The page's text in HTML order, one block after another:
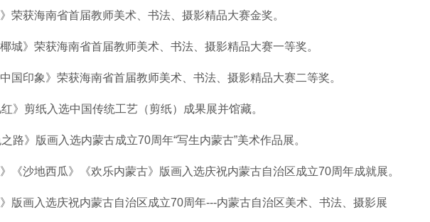
荣获海南省首届教师美术、书法、摄影精品大赛金奖。
城》荣获海南省首届教师美术、书法、摄影精品大赛一等奖。
国印象》荣获海南省首届教师美术、书法、摄影精品大赛二等奖。
》剪纸入选中国传统工艺（剪纸）成果展并馆藏。
路》版画入选内蒙古成立70周年“写生内蒙古”美术作品展。
《沙地西瓜》《欢乐内蒙古》版画入选庆祝内蒙古自治区成立70周年成就展。
版画入选庆祝内蒙古自治区成立70周年---内蒙古自治区美术、书法、摄影展